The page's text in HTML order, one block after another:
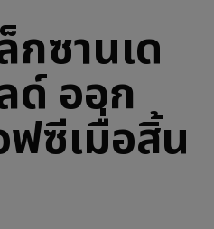
กซานเด
ด์ ออก
ฟซีเมื่อสิ้น